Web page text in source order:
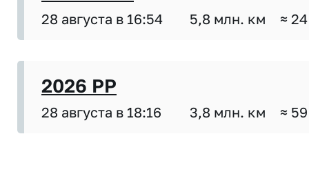
28 августа в 16:54 5,8 млн. км ≈
2026 PP
28 августа в 18:16 3,8 млн. км ≈